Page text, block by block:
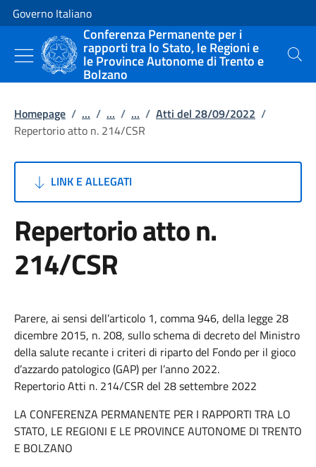
Vai al contenuto
Vai alla navigazione del sito
Governo Italiano
Conferenza Permanente per i
rapporti tra lo Stato, le Regioni e
le Province Autonome di Trento e
Bolzano
Cerca
Homepage / ... / ... / ... / Atti del 28/09/2022 /
Repertorio atto n. 214/CSR
LINK E ALLEGATI
Repertorio atto n.
214/CSR
Parere, ai sensi dell’articolo 1, comma 946, della legge 28
dicembre 2015, n. 208, sullo schema di decreto del Ministro
della salute recante i criteri di riparto del Fondo per il gioco
d’azzardo patologico (GAP) per l’anno 2022.
Repertorio Atti n. 214/CSR del 28 settembre 2022
LA CONFERENZA PERMANENTE PER I RAPPORTI TRA LO
STATO, LE REGIONI E LE PROVINCE AUTONOME DI TRENTO
E BOLZANO